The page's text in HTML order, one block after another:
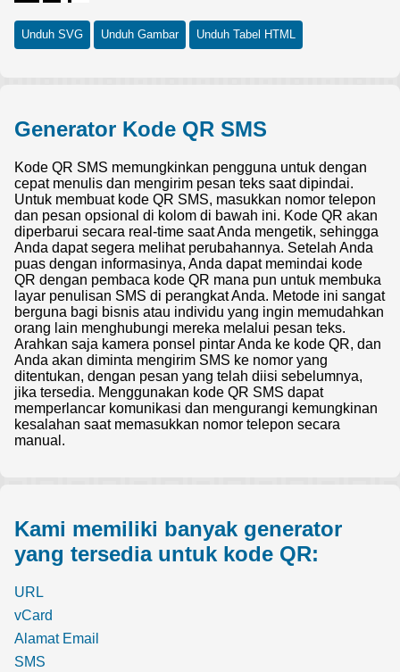
Unduh SVG Unduh Gambar Unduh Tabel HTML
Generator Kode QR SMS
Kode QR SMS memungkinkan pengguna untuk dengan
cepat menulis dan mengirim pesan teks saat dipindai.
Untuk membuat kode QR SMS, masukkan nomor telepon
dan pesan opsional di kolom di bawah ini. Kode QR akan
diperbarui secara real-time saat Anda mengetik, sehingga
Anda dapat segera melihat perubahannya. Setelah Anda
puas dengan informasinya, Anda dapat memindai kode
QR dengan pembaca kode QR mana pun untuk membuka
layar penulisan SMS di perangkat Anda. Metode ini sangat
berguna bagi bisnis atau individu yang ingin memudahkan
orang lain menghubungi mereka melalui pesan teks.
Arahkan saja kamera ponsel pintar Anda ke kode QR, dan
Anda akan diminta mengirim SMS ke nomor yang
ditentukan, dengan pesan yang telah diisi sebelumnya,
jika tersedia. Menggunakan kode QR SMS dapat
memperlancar komunikasi dan mengurangi kemungkinan
kesalahan saat memasukkan nomor telepon secara
manual.
Kami memiliki banyak generator
yang tersedia untuk kode QR:
URL
vCard
Alamat Email
SMS